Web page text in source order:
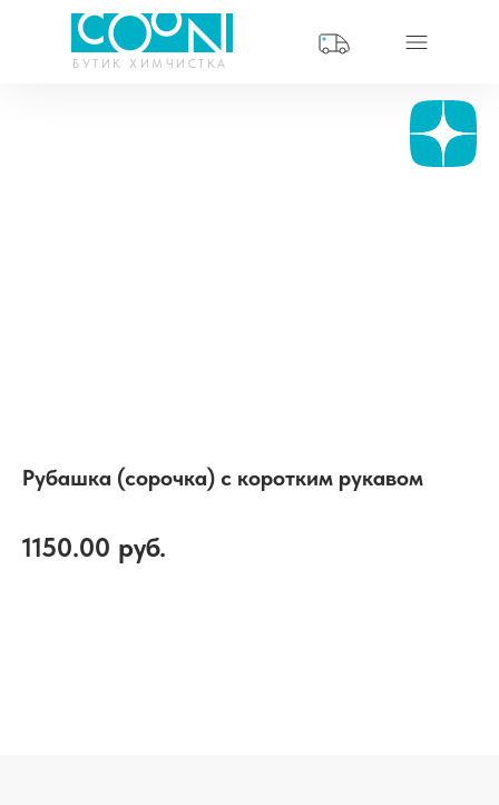
БУТИК ХИМЧИСТКА
Рубашка (сорочка) с коротким рукавом
1150.00 руб.